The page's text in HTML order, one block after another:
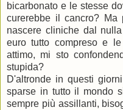
bicarbonato e le stesse
curerebbe il cancro? Ma
nascere cliniche dal
euro tutto compreso e
attimo, mi sto
stupida?
D'altronde in questi
sparse in tutto il mondo
sempre più assillanti,